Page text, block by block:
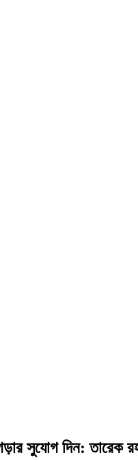
সুযোগ দিন: তারেক